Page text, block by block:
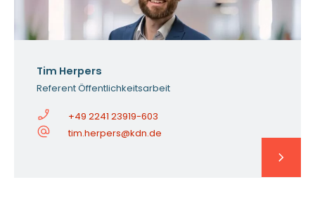
Tim Herpers
Referent Öffentlichkeitsarbeit
+49 2241 23919-603
tim.herpers@kdn.de